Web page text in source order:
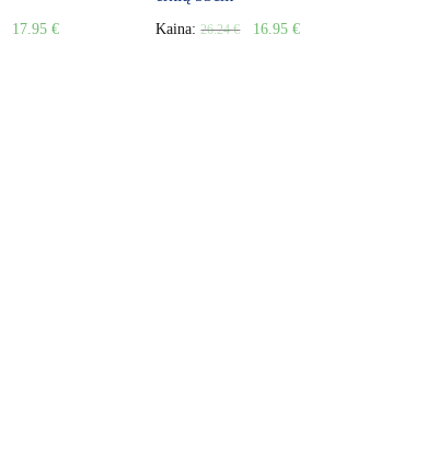
17.95€ Kaina:26.24€ 16.95€